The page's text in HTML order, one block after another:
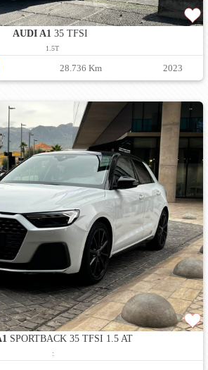
AUDI A1 35 TFSI
1.5T
28.736 Km 2023
SPORTBACK 35 TFSI 1.5 AT
: